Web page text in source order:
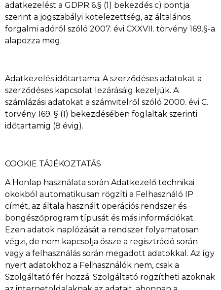
adatkezelést a GDPR 6.§ (1) bekezdés c) pontja
szerint a jogszabályi kötelezettség, az általános
forgalmi adóról szóló 2007. évi CXXVII. törvény 169.§-a
alapozza meg.
Adatkezelés időtartama: A szerződéses adatokat a
szerződéses kapcsolat lezárásáig kezeljük. A
számlázási adatokat a számvitelről szóló 2000. évi C.
törvény 169. § (1) bekezdésében foglaltak szerinti
időtartamig (8 évig).
COOKIE TÁJÉKOZTATÁS
A Honlap használata során Adatkezelő technikai
okokból automatikusan rögzíti a Felhasználó IP
címét, az általa használt operációs rendszer és
böngészőprogram típusát és más információkat.
Ezen adatok naplózását a rendszer folyamatosan
végzi, de nem kapcsolja össze a regisztráció során
vagy a felhasználás során megadott adatokkal. Az így
nyert adatokhoz a Felhasználók nem, csak a
Szolgáltató fér hozzá. Szolgáltató rögzítheti azoknak